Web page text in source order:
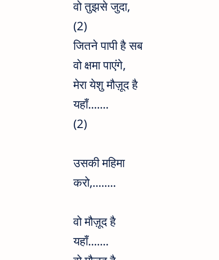
वो तुझसे जुदा,
(2)
जितने पापी है सब
वो क्षमा पाएंगे,
मेरा येशु मौज़ूद है
यहाँ.......
(2)
उसकी महिमा
करो,........
वो मौज़ूद है
यहाँ.......